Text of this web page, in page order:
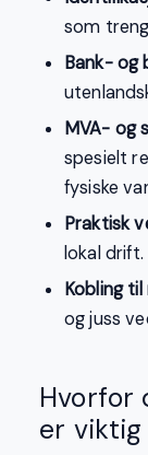
som
Bank- og
MVA- og
spesielt
fysiske
Praktisk
lokal drift.
Kobling
og juss
Hvorfor
er viktig